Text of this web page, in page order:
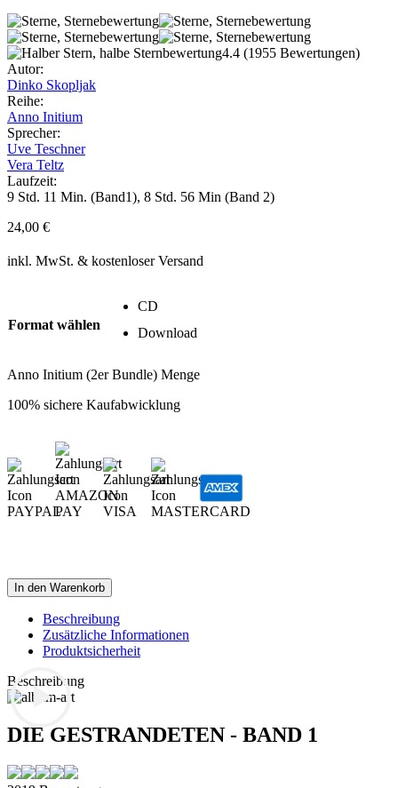
4.4 (1955 Bewertungen)
Autor:
Dinko Skopljak
Reihe:
Anno Initium
Sprecher:
Uve Teschner
Vera Teltz
Laufzeit:
9 Std. 11 Min. (Band1), 8 Std. 56 Min (Band 2)
24,00 €
inkl. MwSt. & kostenloser Versand
Format wählen
CD
Download
Anno Initium (2er Bundle) Menge
100% sichere Kaufabwicklung
In den Warenkorb
Beschreibung
Zusätzliche Informationen
Produktsicherheit
Beschreibung
DIE GESTRANDETEN - BAND 1